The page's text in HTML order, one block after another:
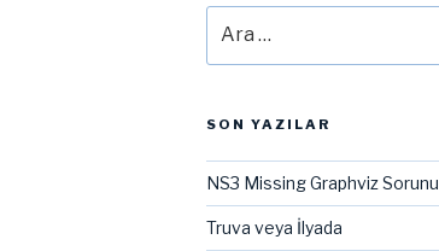
SON YAZILAR
NS3 Missing Graphviz Sorunu
Truva veya İlyada